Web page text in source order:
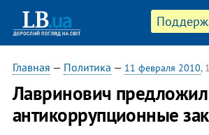
Главная — Политика — 11 февраля 2010,
Лавринович предложил
антикоррупционные